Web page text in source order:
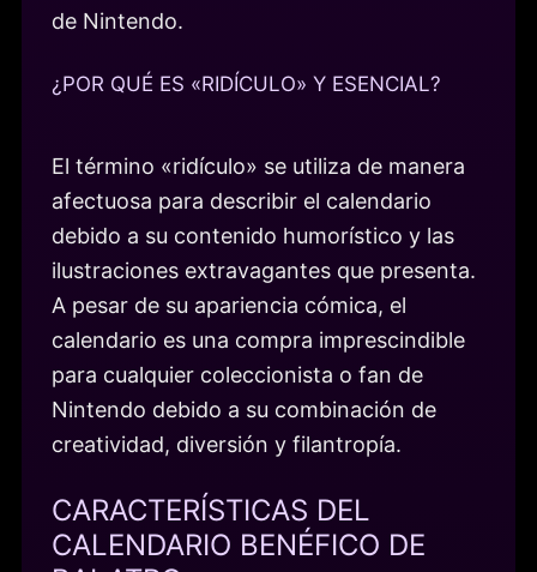
de Nintendo.
¿POR QUÉ ES «RIDÍCULO» Y ESENCIAL?
El término «ridículo» se utiliza de manera
afectuosa para describir el calendario
debido a su contenido humorístico y las
ilustraciones extravagantes que presenta.
A pesar de su apariencia cómica, el
calendario es una compra imprescindible
para cualquier coleccionista o fan de
Nintendo debido a su combinación de
creatividad, diversión y filantropía.
CARACTERÍSTICAS DEL
CALENDARIO BENÉFICO DE